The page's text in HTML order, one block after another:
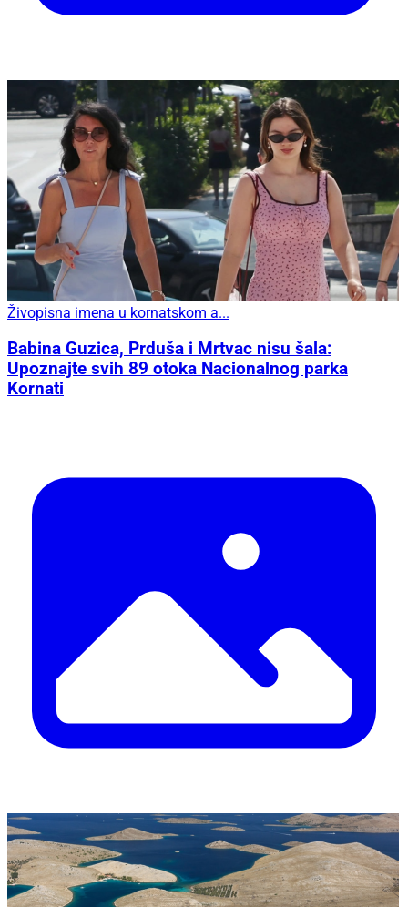
Živopisna imena u kornatskom a...
Babina Guzica, Prduša i Mrtvac nisu šala:
Upoznajte svih 89 otoka Nacionalnog parka
Kornati